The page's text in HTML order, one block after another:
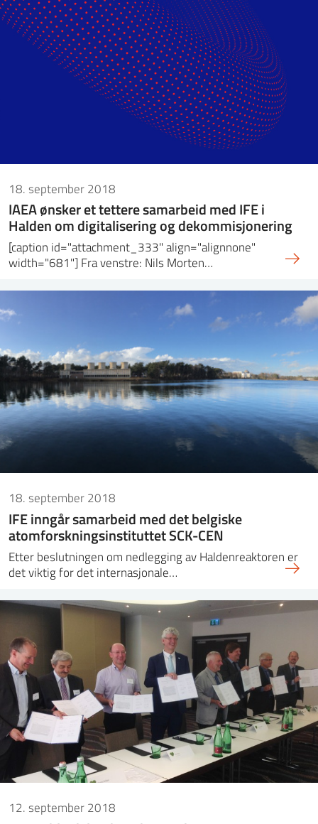
18. september 2018
IAEA ønsker et tettere samarbeid med IFE i
Halden om digitalisering og dekommisjonering
[caption id="attachment_333" align="alignnone"
width="681"] Fra venstre: Nils Morten…
18. september 2018
IFE inngår samarbeid med det belgiske
atomforskningsinstituttet SCK-CEN
Etter beslutningen om nedlegging av Haldenreaktoren er
det viktig for det internasjonale…
12. september 2018